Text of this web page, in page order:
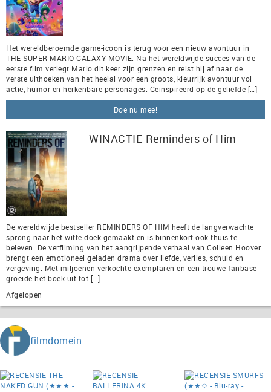
Het wereldberoemde game-icoon is terug voor een nieuw avontuur in
THE SUPER MARIO GALAXY MOVIE. Na het wereldwijde succes van de
eerste film verlegt Mario dit keer zijn grenzen en reist hij af naar de
verste uithoeken van het heelal voor een groots, kleurrijk avontuur vol
actie, humor en herkenbare personages. Geïnspireerd op de geliefde […]
Doe nu mee!
WINACTIE Reminders of Him
De wereldwijde bestseller REMINDERS OF HIM heeft de langverwachte
sprong naar het witte doek gemaakt en is binnenkort ook thuis te
beleven. De verfilming van het aangrijpende verhaal van Colleen Hoover
brengt een emotioneel geladen drama over liefde, verlies, schuld en
vergeving. Met miljoenen verkochte exemplaren en een trouwe fanbase
groeide het boek uit tot […]
Afgelopen
filmdomein